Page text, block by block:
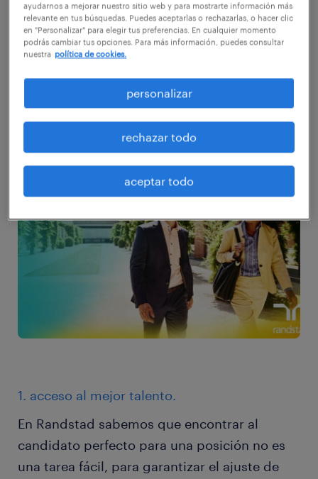
procesos estandarizados.
Basándonos en los comentarios que hemos
recibido, estas son algunas de las principales
razones por las que los clientes eligen a
Randstad para satisfacer sus necesidades de
1. acceso al mejor talento.
En Randstad sabemos que encontrar al
candidato perfecto para una posición no es
una tarea fácil, para garantizar el ajuste de
ayudarnos a mejorar nuestro sitio web y para mostrarte información más
relevante en tus búsquedas. Puedes aceptarlas o rechazarlas, o hacer clic
en "Personalizar" para elegir tus preferencias. En cualquier momento
podrás cambiar tus opciones. Para más información, puedes consultar
nuestra política de cookies.
personalizar
rechazar todo
aceptar todo